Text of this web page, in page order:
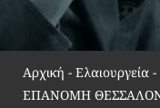
Αρχική - Ελαιουργεία -
ΕΠΑΝΟΜΗ